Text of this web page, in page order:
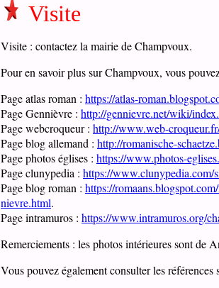
Visite
Visite : contactez la mairie de Champvoux.
Pour en savoir plus sur Champvoux, vous
Page atlas roman : https://atlas-
Page Gennièvre : http://gennievre.net/wiki/
Page webcroqueur : http://www.web-
Page blog allemand : http://romanische-
Page photos églises : https://www.photos-
Page clunypedia : https://www.clunypedia.com/
Page blog roman : https://
nievre.html.
Page intramuros : https://www.intramuros.org/
Remerciements : les photos intérieures sont de
Vous pouvez également consulter les références